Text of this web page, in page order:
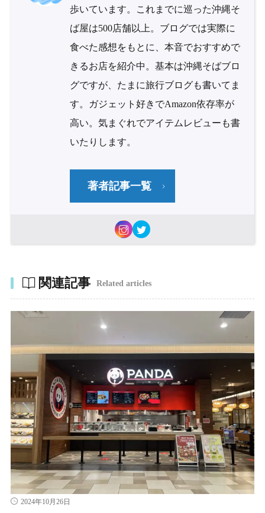
歩いています。これまでに巡った沖縄そ
ば屋は500店舗以上。ブログでは実際に
食べた感想をもとに、本音でおすすめで
きるお店を紹介中。基本は沖縄そばブロ
グですが、たまに旅行ブログも書いてま
す。ガジェット好きでAmazon依存率が
高い。気まぐれでアイテムレビューも書
いたりします。
著者記事一覧
関連記事 Related articles
2024年10月26日